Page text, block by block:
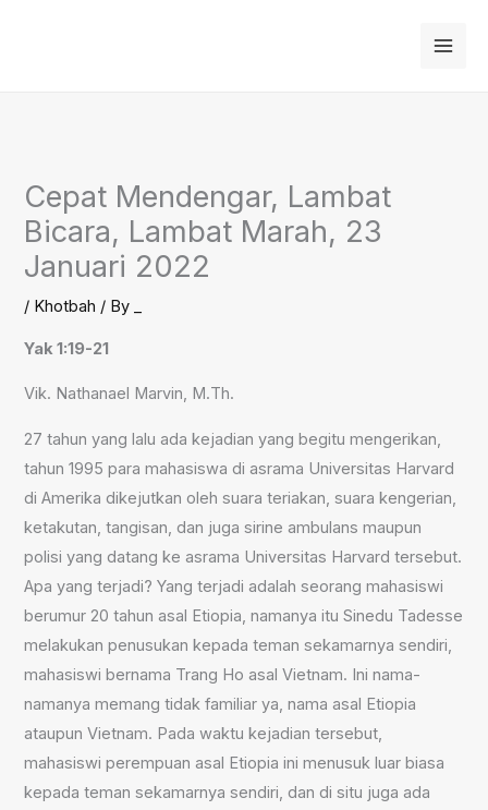
Cepat Mendengar, Lambat
Bicara, Lambat Marah, 23
Januari 2022
/ Khotbah / By
Yak 1:19-21
Vik. Nathanael Marvin, M.Th.
27 tahun yang lalu ada kejadian yang begitu mengerikan,
tahun 1995 para mahasiswa di asrama Universitas Harvard
di Amerika dikejutkan oleh suara teriakan, suara kengerian,
ketakutan, tangisan, dan juga sirine ambulans maupun
polisi yang datang ke asrama Universitas Harvard tersebut.
Apa yang terjadi? Yang terjadi adalah seorang mahasiswi
berumur 20 tahun asal Etiopia, namanya itu Sinedu Tadesse
melakukan penusukan kepada teman sekamarnya sendiri,
mahasiswi bernama Trang Ho asal Vietnam. Ini nama-
namanya memang tidak familiar ya, nama asal Etiopia
ataupun Vietnam. Pada waktu kejadian tersebut,
mahasiswi perempuan asal Etiopia ini menusuk luar biasa
kepada teman sekamarnya sendiri, dan di situ juga ada